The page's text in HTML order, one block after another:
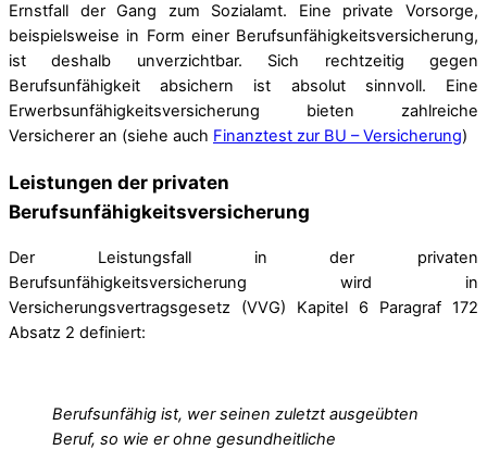
Ernstfall der Gang zum Sozialamt. Eine private Vorsorge,
beispielsweise in Form einer Berufsunfähigkeitsversicherung,
ist deshalb unverzichtbar. Sich rechtzeitig gegen
Berufsunfähigkeit absichern ist absolut sinnvoll. Eine
Erwerbsunfähigkeitsversicherung bieten zahlreiche
Versicherer an (siehe auch Finanztest zur BU – Versicherung)
Leistungen der privaten
Berufsunfähigkeitsversicherung
Der Leistungsfall in der privaten
Berufsunfähigkeitsversicherung wird in
Versicherungsvertragsgesetz (VVG) Kapitel 6 Paragraf 172
Absatz 2 definiert:
Berufsunfähig ist, wer seinen zuletzt ausgeübten
Beruf, so wie er ohne gesundheitliche